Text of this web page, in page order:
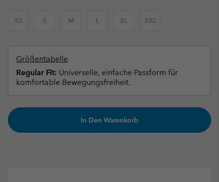
XS S M L XL XXL
Größentabelle
Regular Fit: Universelle, einfache Passform für
komfortable Bewegungsfreiheit.
In Den Warenkorb